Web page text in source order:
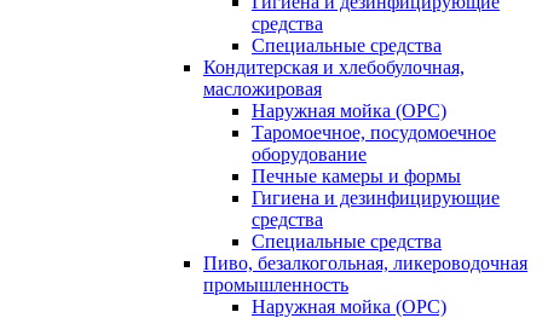
средства
Специальные средства
Кондитерская и хлебобулочная,
масложировая
Наружная мойка (ОРС)
Таромоечное, посудомоечное
оборудование
Печные камеры и формы
Гигиена и дезинфицирующие
средства
Специальные средства
Пиво, безалкогольная, ликероводочная
промышленность
Наружная мойка (ОРС)